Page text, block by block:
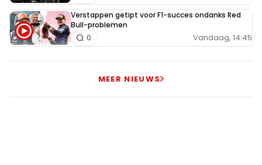
Ligt er ZOAB op het circuit van Zandvoort? Heel
Nederland ligt er immers vol mee!
22 augustus 2025 21:12
Heel Nederland? Alleen een klein dorpje aan de kust
Verstappen getipt voor F1-succes ondanks Red
Bull-problemen
Vandaag, 14:45
0
MEER NIEUWS